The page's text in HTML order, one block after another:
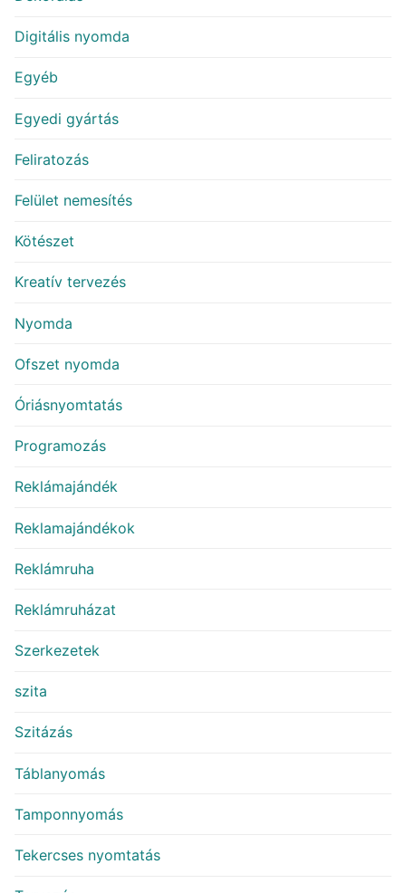
Digitális nyomda
Egyéb
Egyedi gyártás
Feliratozás
Felület nemesítés
Kötészet
Kreatív tervezés
Nyomda
Ofszet nyomda
Óriásnyomtatás
Programozás
Reklámajándék
Reklamajándékok
Reklámruha
Reklámruházat
Szerkezetek
szita
Szitázás
Táblanyomás
Tamponnyomás
Tekercses nyomtatás